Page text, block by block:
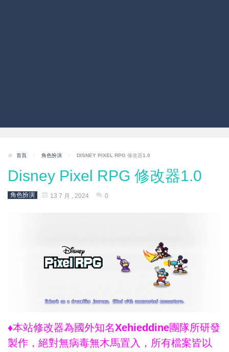
首頁 / 角色扮演 / DISNEY PIXEL RPG 修改器1.0
Disney Pixel RPG 修改器1.0
角色扮演 13 7 月 , 2024 0
♦本站修改器為國外知名Xehieddine團隊所研發
製作，絕對無病毒無木馬置入，所有檔案皆以